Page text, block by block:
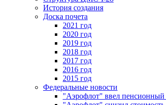
История создания
Доска почета
2021 год
2020 год
2019 год
2018 год
2017 год
2016 год
2015 год
Федеральные новости
"Аэрофлот" ввел пенсионный